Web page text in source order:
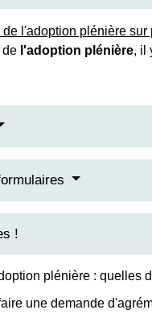
l'adoption plénière
de l'adoption plénière, il
!
plénière : quelles
une demande